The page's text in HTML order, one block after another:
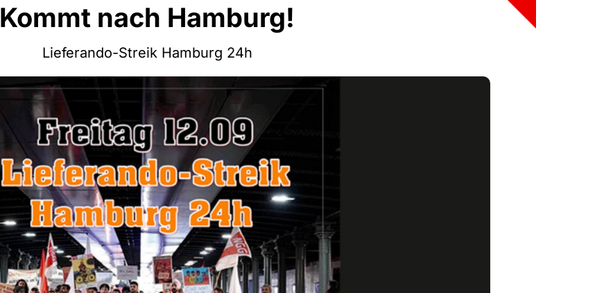
Kommt nach Hamburg!
Lieferando-Streik Hamburg 24h